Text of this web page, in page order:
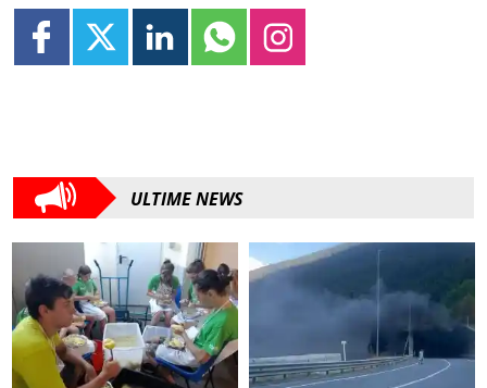
ULTIME NEWS